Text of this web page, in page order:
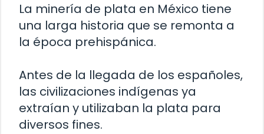
La minería de plata en México tiene
una larga historia que se remonta a
la época prehispánica.
Antes de la llegada de los españoles,
las civilizaciones indígenas ya
extraían y utilizaban la plata para
diversos fines.